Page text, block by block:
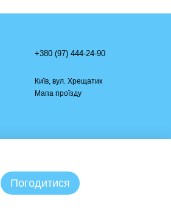
+380 (97) 444-24-90
Київ, вул. Хрещатик
Мапа проїзду
Погодитися